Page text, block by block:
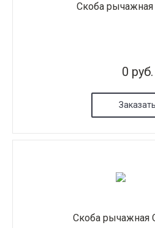
Скоба
0 руб.
Заказать
Скоба рычажная